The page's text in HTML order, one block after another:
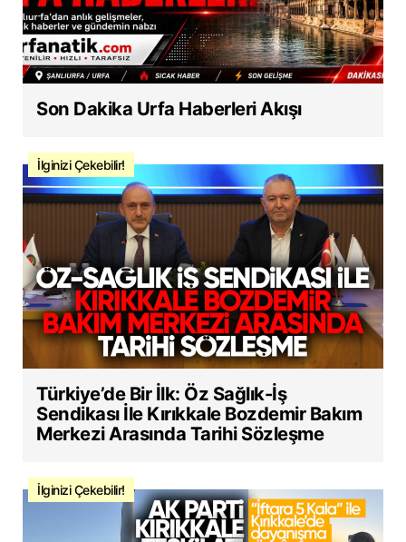
Son Dakika Urfa Haberleri Akışı
İlginizi Çekebilir!
Türkiye’de Bir İlk: Öz Sağlık-İş
Sendikası İle Kırıkkale Bozdemir Bakım
Merkezi Arasında Tarihi Sözleşme
İlginizi Çekebilir!